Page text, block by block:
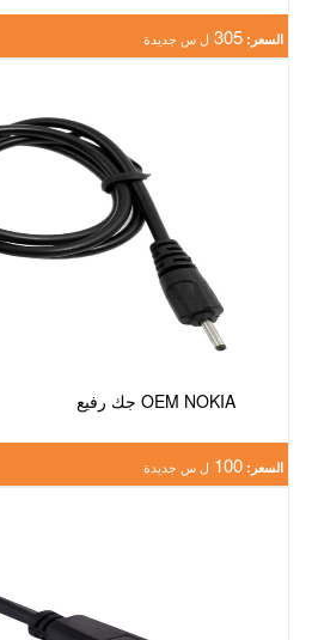
السعر: 305 ل س جديدة
OEM NOKIA جك رفيع
السعر: 100 ل س جديدة